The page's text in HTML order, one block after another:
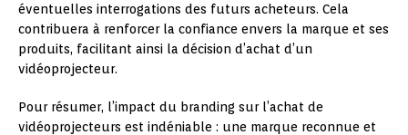
éventuelles interrogations des futurs acheteurs. Cela
contribuera à renforcer la confiance envers la marque et ses
produits, facilitant ainsi la décision d’achat d’un
vidéoprojecteur.
Pour résumer, l’impact du branding sur l’achat de
vidéoprojecteurs est indéniable : une marque reconnue et